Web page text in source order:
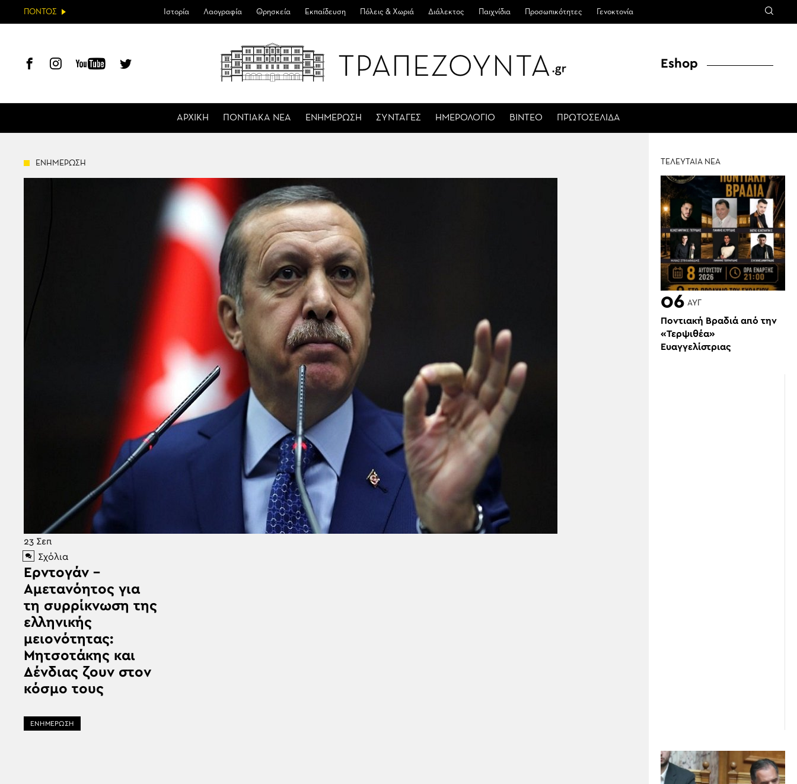
ΠΟΝΤΟΣ Ιστορία Λαογραφία Θρησκεία Εκπαίδευση Πόλεις & Χωριά Διάλεκτος Παιχνίδια Προσωπικότητες Γενοκτονία
ΑΡΧΙΚΗ ΠΟΝΤΙΑΚΑ ΝΕΑ ΕΝΗΜΕΡΩΣΗ ΣΥΝΤΑΓΕΣ ΗΜΕΡΟΛΟΓΙΟ ΒΙΝΤΕΟ ΠΡΩΤΟΣΕΛΙΔΑ
Eshop
ΕΝΗΜΕΡΩΣΗ
23 Σεπ
Σχόλια
Ερντογάν –
Αμετανόητος για
τη συρρίκνωση της
ελληνικής
μειονότητας:
Μητσοτάκης και
Δένδιας ζουν στον
κόσμο τους
ΕΝΗΜΕΡΩΣΗ
ΤΕΛΕΥΤΑΙΑ ΝΕΑ
06 ΑΥΓ
Ποντιακή Βραδιά από την
«Τερψιθέα»
Ευαγγελίστριας